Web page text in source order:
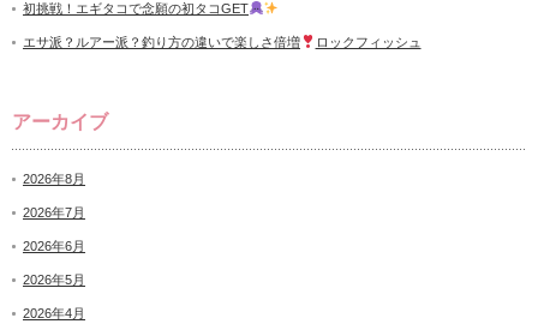
初挑戦！エギタコで念願の初タコGET
エサ派？ルアー派？釣り方の違いで楽しさ倍増 ロックフィッシュ
アーカイブ
2026年8月
2026年7月
2026年6月
2026年5月
2026年4月